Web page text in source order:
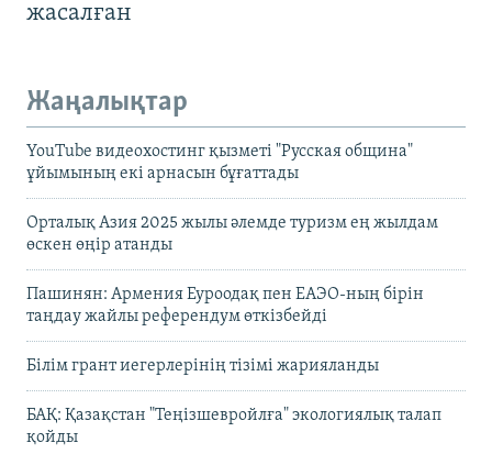
жасалған
Жаңалықтар
YouTube видеохостинг қызметі "Русская община"
ұйымының екі арнасын бұғаттады
Орталық Азия 2025 жылы әлемде туризм ең жылдам
өскен өңір атанды
Пашинян: Армения Еуроодақ пен ЕАЭО-ның бірін
таңдау жайлы референдум өткізбейді
Білім грант иегерлерінің тізімі жарияланды
БАҚ: Қазақстан "Теңізшевройлға" экологиялық талап
қойды